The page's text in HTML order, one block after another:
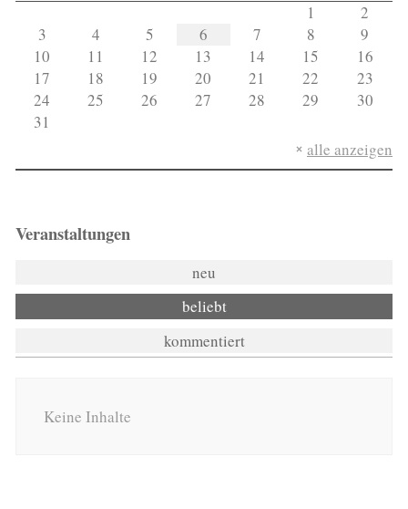
1
2
3
4 5 6 7 8
9
10
11 12 13 14 15
16
17
18 19 20 21 22
23
24
25 26 27 28 29
30
31
alle anzeigen
Veranstaltungen
neu
beliebt
kommentiert
Keine Inhalte